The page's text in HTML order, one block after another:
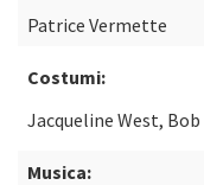
Patrice Vermette
Costumi:
Jacqueline West,
Musica: